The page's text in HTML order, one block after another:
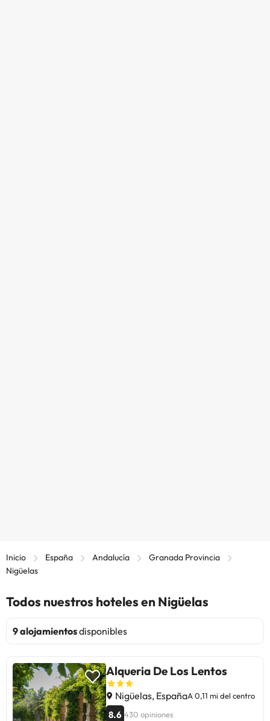
Inicio España Andalucía
Granada Provincia
Nigüelas
Todos nuestros hoteles en Nigüelas
9 alojamientosdisponibles
Alqueria De Los Lentos
Nigüelas, EspañaA 0,11 mi del centro
8.6 430 opiniones